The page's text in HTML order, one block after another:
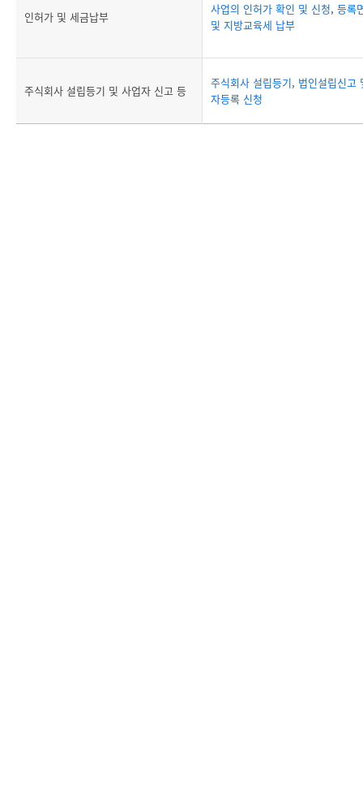
인허가 및 세금납부
사업의 인허가 확인 및 신청, 등록
및 지방교육세 납부
주식회사 설립등기 및 사업자 신고 등
주식회사 설립등기, 법인설립신고
자등록 신청